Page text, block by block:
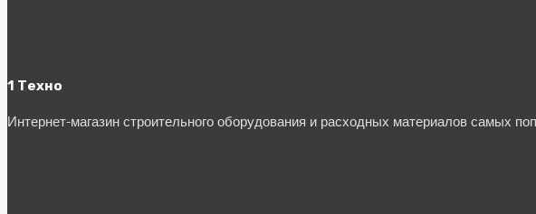
1 Техно
Интернет-магазин строительного оборудования и расходных материалов самых